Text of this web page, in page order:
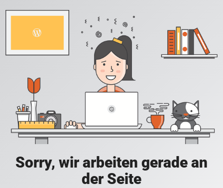
Sorry, wir arbeiten gerade an
der Seite